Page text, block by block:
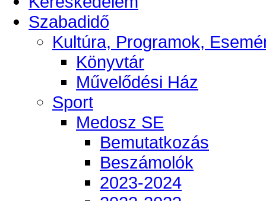
Szabadidő
Kultúra, Programok,
Könyvtár
Művelődési Ház
Sport
Medosz SE
Bemutatkozás
Beszámolók
2023-2024